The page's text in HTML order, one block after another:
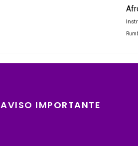
AVISO IMPORTANTE